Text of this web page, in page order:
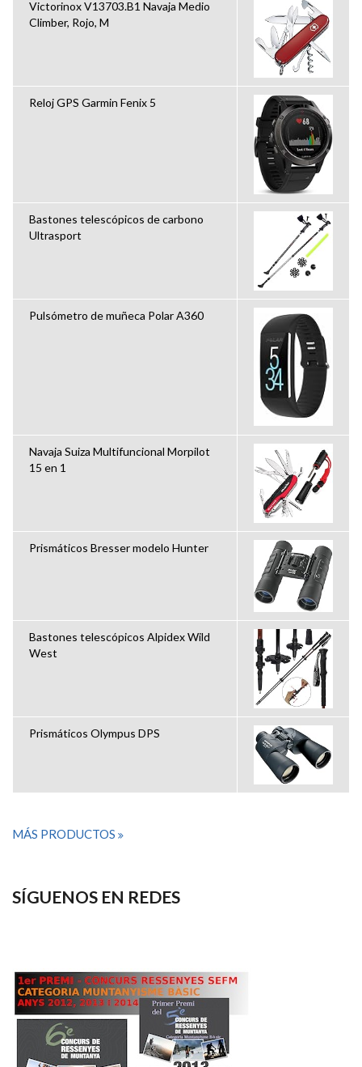
Victorinox V13703.B1 Navaja Medio
Climber, Rojo, M
Reloj GPS Garmin Fenix 5
Bastones telescópicos de carbono
Ultrasport
Pulsómetro de muñeca Polar A360
Navaja Suiza Multifuncional Morpilot
15 en 1
Prismáticos Bresser modelo Hunter
Bastones telescópicos Alpidex Wild
West
Prismáticos Olympus DPS
MÁS PRODUCTOS
SÍGUENOS EN REDES